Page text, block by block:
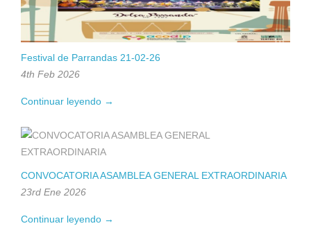
Festival de Parrandas 21-02-26
4th Feb 2026
Continuar leyendo →
CONVOCATORIA ASAMBLEA GENERAL EXTRAORDINARIA
23rd Ene 2026
Continuar leyendo →